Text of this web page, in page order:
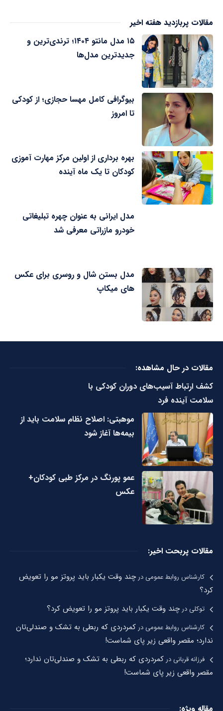
مقالات پربازدید هفته اخیر
۱۵ مدل مانتو ۱۴۰۴؛ ترندی‌ترین و
جدیدترین مدل‌ها
بیوگرافی کامل مهسا حجازی؛ از کودکی
تا امروز
بهره برداری از اولین مرکز مهارت آموزی
کودکان تا یک ماه آینده
مدل ایرانی به عنوان چهره تبلیغاتی
خودرو مازراتی معرفی شد
مدل بستن شال و روسری برای عکس
های میکاپ
مقالات در حال مشاهده:
کشف ارتباط آسیب‌های دوران کودکی با
سلامت آینده فرد
موهبتی: اصلاح نظام سلامت باید از
بیمه‌ها آغاز شود
عمو پورنگ در مرکز طبی کودکان+
عکس
مقالات پربحت اخیر:
کارشناس روابط عمومیدرچند وقت یکبار باید پروتز مو را تعویض
کرد؟
توکلیدرچند وقت یکبار باید پروتز مو را تعویض کرد؟
کارشناس روابط عمومیدر کمردردی که ربطی به تشک و صندلی‌تان
ندارد؛ مقصر واقعی زیر پای شماست!
فرزانه قربانیدر کمردردی که ربطی به تشک و صندلی‌تان ندارد؛
مقصر واقعی زیر پای شماست!